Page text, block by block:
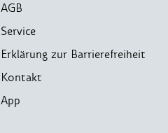
AGB
Service
Erklärung zur Barrierefreiheit
Kontakt
App